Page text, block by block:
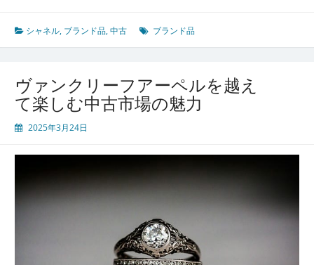
ル
が
高
級
古
魅
シャネル, ブランド品,中古 ブランド品
ヴァンクリーフアーペルを越え
て楽しむ中古市場の魅力
2025年3月24日